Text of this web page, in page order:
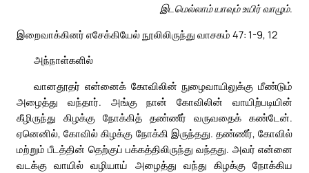
இடமெல்லாம் யாவும் உயிர் வாழும்.
இறைவாக்கினர் எசேக்கியேல் நூலிலிருந்து வாசகம் 47: 1-9, 12
அந்நாள்களில்
வானதூதர் என்னைக் கோவிலின் நுழைவாயிலுக்கு மீண்டும்
அழைத்து வந்தார். அங்கு நான் கோவிலின் வாயிற்படியின்
கீழிருந்து கிழக்கு நோக்கித் தண்ணீர் வருவதைக் கண்டேன்.
ஏனெனில், கோவில் கிழக்கு நோக்கி இருந்தது. தண்ணீர், கோவில்
மற்றும் பீடத்தின் தெற்குப் பக்கத்திலிருந்து வந்தது. அவர் என்னை
வடக்கு வாயில் வழியாய் அழைத்து வந்து கிழக்கு நோக்கிய